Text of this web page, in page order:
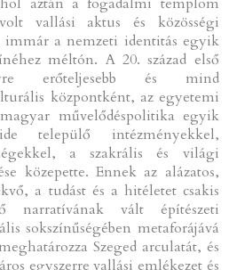
vallási aktus és közösségi
immár a nemzeti identitás egyik
méltón. A 20. század első
erőteljesebb és mind
központként, az egyetemi
művelődéspolitika egyik
települő intézményekkel,
a szakrális és világi
közepette. Ennek az alázatos,
a tudást és a hitéletet csakis
narratívának vált építészeti
sokszínűségében metaforájává
Szeged arculatát, és
egyszerre vallási emlékezet és